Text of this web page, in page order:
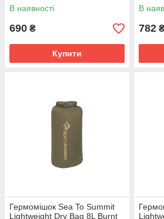
В наявності
690 ₴
Купити
В
782
Гермомішок Sea To Summit
Lightweight Dry Bag 8L Burnt